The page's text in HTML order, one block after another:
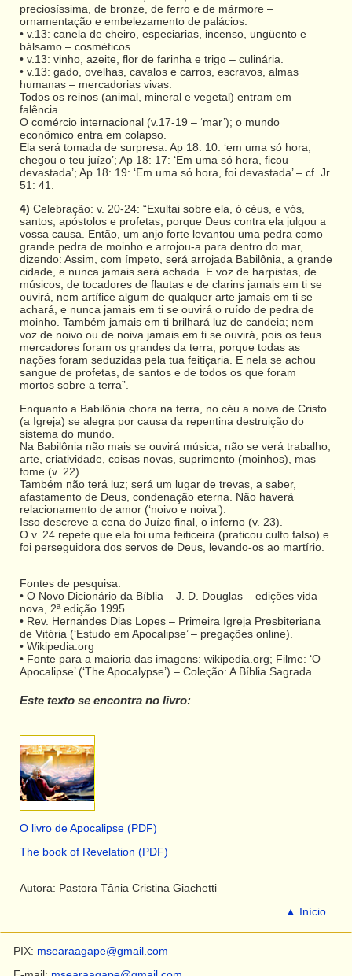
preciosíssima, de bronze, de ferro e de mármore –
ornamentação e embelezamento de palácios.
• v.13: canela de cheiro, especiarias, incenso, ungüento e
bálsamo – cosméticos.
• v.13: vinho, azeite, flor de farinha e trigo – culinária.
• v.13: gado, ovelhas, cavalos e carros, escravos, almas
humanas – mercadorias vivas.
Todos os reinos (animal, mineral e vegetal) entram em
falência.
O comércio internacional (v.17-19 – ‘mar’); o mundo
econômico entra em colapso.
Ela será tomada de surpresa: Ap 18: 10: ‘em uma só hora,
chegou o teu juízo’; Ap 18: 17: ‘Em uma só hora, ficou
devastada’; Ap 18: 19: ‘Em uma só hora, foi devastada’ – cf. Jr
51: 41.
4) Celebração: v. 20-24: “Exultai sobre ela, ó céus, e vós,
santos, apóstolos e profetas, porque Deus contra ela julgou a
vossa causa. Então, um anjo forte levantou uma pedra como
grande pedra de moinho e arrojou-a para dentro do mar,
dizendo: Assim, com ímpeto, será arrojada Babilônia, a grande
cidade, e nunca jamais será achada. E voz de harpistas, de
músicos, de tocadores de flautas e de clarins jamais em ti se
ouvirá, nem artífice algum de qualquer arte jamais em ti se
achará, e nunca jamais em ti se ouvirá o ruído de pedra de
moinho. Também jamais em ti brilhará luz de candeia; nem
voz de noivo ou de noiva jamais em ti se ouvirá, pois os teus
mercadores foram os grandes da terra, porque todas as
nações foram seduzidas pela tua feitiçaria. E nela se achou
sangue de profetas, de santos e de todos os que foram
mortos sobre a terra”.
Enquanto a Babilônia chora na terra, no céu a noiva de Cristo
(a Igreja) se alegra por causa da repentina destruição do
sistema do mundo.
Na Babilônia não mais se ouvirá música, não se verá trabalho,
arte, criatividade, coisas novas, suprimento (moinhos), mas
fome (v. 22).
Também não terá luz; será um lugar de trevas, a saber,
afastamento de Deus, condenação eterna. Não haverá
relacionamento de amor (‘noivo e noiva’).
Isso descreve a cena do Juízo final, o inferno (v. 23).
O v. 24 repete que ela foi uma feiticeira (praticou culto falso) e
foi perseguidora dos servos de Deus, levando-os ao martírio.
Fontes de pesquisa:
• O Novo Dicionário da Bíblia – J. D. Douglas – edições vida
nova, 2ª edição 1995.
• Rev. Hernandes Dias Lopes – Primeira Igreja Presbiteriana
de Vitória (‘Estudo em Apocalipse’ – pregações online).
• Wikipedia.org
• Fonte para a maioria das imagens: wikipedia.org; Filme: ‘O
Apocalipse’ (‘The Apocalypse’) – Coleção: A Bíblia Sagrada.
Este texto se encontra no livro:
O livro de Apocalipse (PDF)
The book of Revelation (PDF)
Autora: Pastora Tânia Cristina Giachetti
▲ Início
PIX: msearaagape@gmail.com